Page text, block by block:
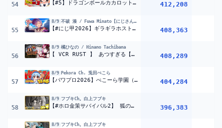
54 【#5】ドラゴンボールカカロットやるしゅばあああああああああああああああああああああああああああ！！！！！！【ホロライブ/大空スバル】 412,208
55
8/9 不破 湊 / Fuwa Minato【にじさんじ】
【#にじ甲2026】ギラギラホスト高校、1年目夏の甲子園【不破湊/にじさんじ】 408,363
56
8/9 橘ひなの / Hinano Tachibana
【 VCR RUST 】 あつすぎる【ぶいすぽっ！/橘ひなの】 408,289
57
8/9 Pekora Ch. 兎田ぺこら
【パワプロ2026】ぺこーら学園（仮）始動！！！！！！！！！！！ぺこ！【ホロライブ/兎田ぺこら】＃パワプロケモミミリーグ 404,284
58
8/9 フブキCh。白上フブキ
【#ホロ金策サバイバル2】 狐の錬金術師/FOXALCHEMIST DAY4 【ホロライブ/白上フブキ】 396,383
8/9 フブキCh。白上フブキ